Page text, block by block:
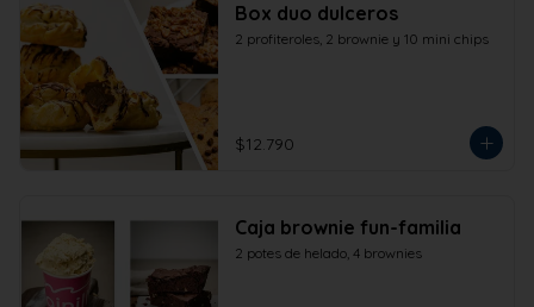
Box duo dulceros
2 profiteroles, 2 brownie y 10 mini chips
$12.790
Caja brownie fun-familia
2 potes de helado, 4 brownies